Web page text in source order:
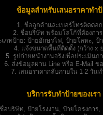
ข้อมูลสำหรับเสนอราคาทำ
1.
ชื่อลูกค้าและเบอร์โทรติดต่อ
2. ชื่อบริษัท พร้อมโลโก้ที่ต้องกา
เภทป้าย: ป้ายอักษรไฟ, ป้ายโลหะ, ป้า
4. แจ้งขนาดพื้นที่ติดตั้ง (กว้าง x
5. รูปถ่ายหน้างานจริงเพื่อประเมินก
6. ส่งข้อมูลผ่าน Line หรือ E-Mail ข
7. เสนอราคากลับภายใน 1-2 วันท
บริการรับทำป้ายของเรา
อบริษัท ป้ายโรงงาน, ป้ายโครงการ,